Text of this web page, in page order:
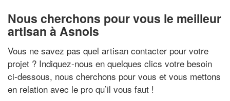
Nous cherchons pour vous le meilleur
artisan à Asnois
Vous ne savez pas quel artisan contacter pour votre
projet ? Indiquez-nous en quelques clics votre besoin
ci-dessous, nous cherchons pour vous et vous mettons
en relation avec le pro qu’il vous faut !